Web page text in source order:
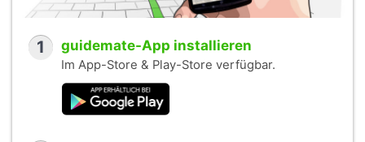
1 guidemate-App installieren
Im App-Store & Play-Store verfügbar.